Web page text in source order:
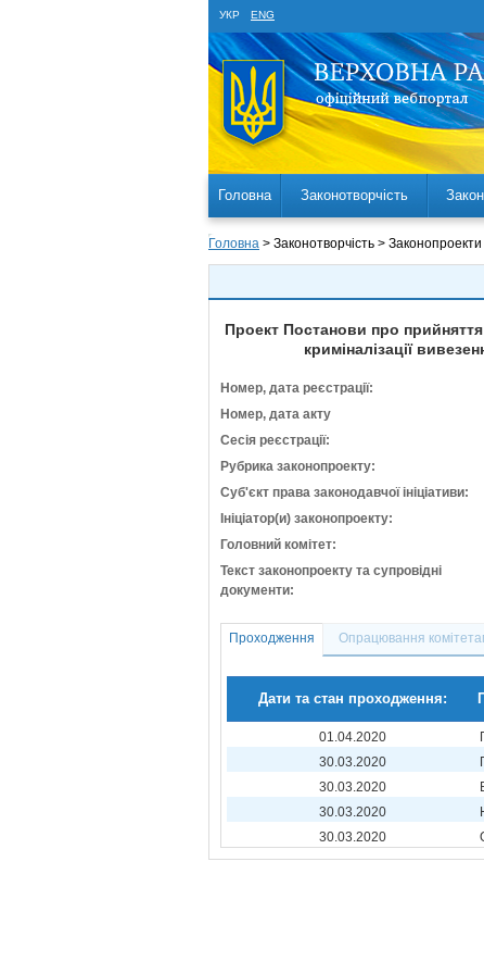
УКР ENG
Головна Законотворчість
Головна > Законотворчість >
Проект Постанови про
криміналізації
Номер, дата реєстрації:
Номер, дата акту
Сесія реєстрації:
Рубрика законопроекту:
Суб'єкт права законодавчої ініціативи:
Ініціатор(и) законопроекту:
Головний комітет:
Текст законопроекту та супровідні
документи:
Проходження Опрацювання
Дати та стан проходження:
01.04.2020
30.03.2020
30.03.2020
30.03.2020
30.03.2020